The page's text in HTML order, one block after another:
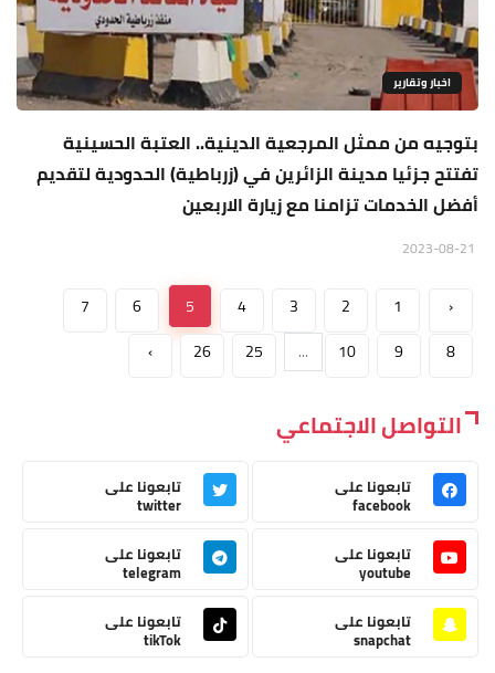
اخبار وتقارير
بتوجيه من ممثل المرجعية الدينية.. العتبة الحسينية
تفتتح جزئيا مدينة الزائرين في (زرباطية) الحدودية لتقديم
أفضل الخدمات تزامنا مع زيارة الاربعين
‹
1
2
3
4
5
6
7
8
9
10
...
25
26
›
التواصل الاجتماعي
تابعونا على
facebook
تابعونا على
twitter
تابعونا على
youtube
تابعونا على
telegram
تابعونا على
snapchat
تابعونا على
tikTok